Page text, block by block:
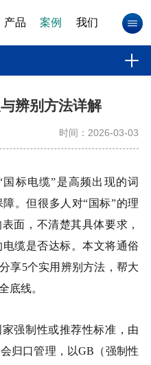
产品 案例 我们
辨别方法详解
时间：2026-03-03
标电缆”是高频出现的词
。但很多人对“国标”的理
面，不清楚其具体要求，
缆是否达标。本文将通俗
享5个实用辨别方法，帮大
底线。
强制性或推荐性标准，由
归口管理，以GB（强制性